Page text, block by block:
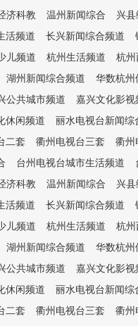
济科教 温州新闻综合
兴
活频道 长兴新闻综合频道
儿频道 杭州生活频道
杭州
湖州新闻综合频道
华数杭州
公共城市频道
嘉兴文化影视
休闲频道
丽水电视台新闻综
二套 衢州电视台三套
衢州
台州电视台城市生活频道
济科教 温州新闻综合
兴
活频道 长兴新闻综合频道
儿频道 杭州生活频道
杭州
湖州新闻综合频道
华数杭州
公共城市频道
嘉兴文化影视
休闲频道
丽水电视台新闻综
二套 衢州电视台三套
衢州